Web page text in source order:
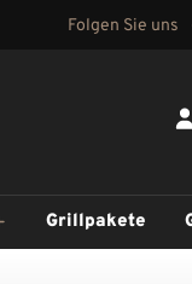
Folgen Sie uns
Grillpakete